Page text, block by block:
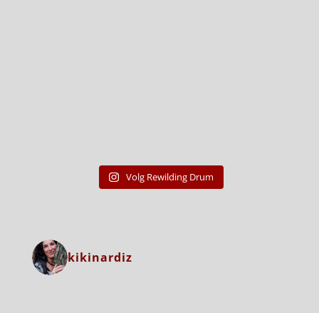
Volg Rewilding Drum
kikinardiz